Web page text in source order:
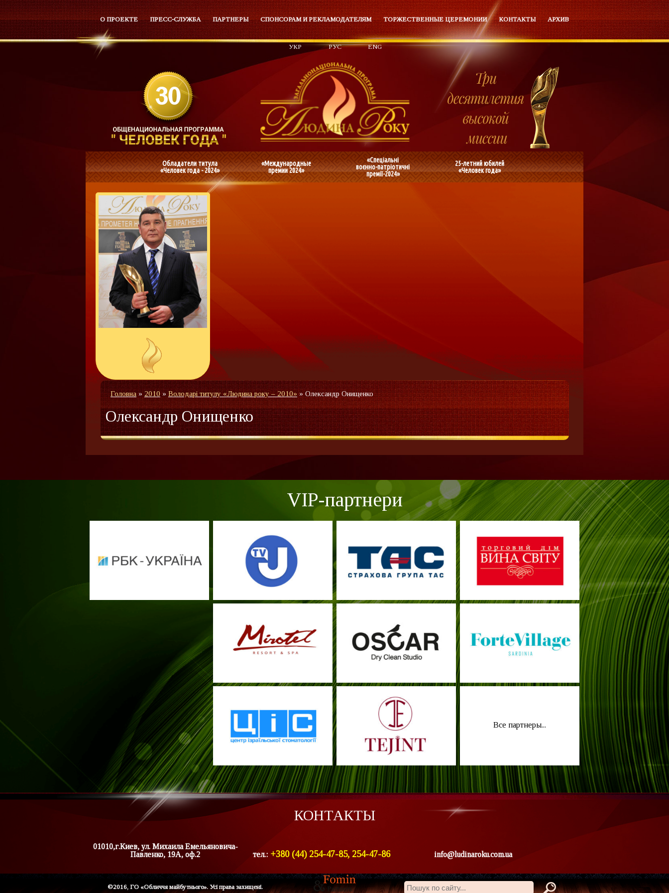
О ПРОЕКТЕ ПРЕСС-СЛУЖБА ПАРТНЕРЫ СПОНСОРАМ И РЕКЛАМОДАТЕЛЯМ ТОРЖЕСТВЕННЫЕ ЦЕРЕМОНИИ КОНТАКТЫ АРХИВ
УКР РУС ENG
Обладатели титула
«Человек года - 2024»
«Международные
премии 2024»
«Спеціальні
воєнно-патріотичні
премії-2024»
25-летний юбилей
«Человек года»
Головна» 2010 » Володарі титулу «Людина року – 2010» » Олександр Онищенко
Олександр Онищенко
VIP-партнери
Все партнеры...
КОНТАКТЫ
01010,г.Киев, ул. Михаила Емельяновича-
Павленко, 19А, оф.2
тел.: +380 (44) 254-47-85, 254-47-86 info@ludinaroku.com.ua
©2016, ГО «Обличчя майбутнього». Усі права захищені.